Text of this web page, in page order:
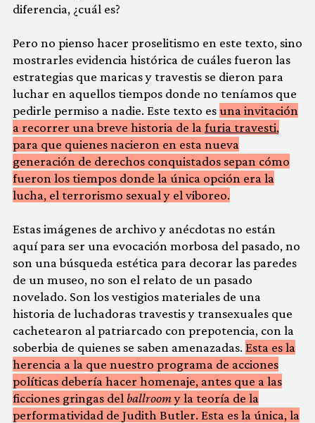
diferencia, ¿cuál es?
Pero no pienso hacer proselitismo en este texto, sino
mostrarles evidencia histórica de cuáles fueron las
estrategias que maricas y travestis se dieron para
luchar en aquellos tiempos donde no teníamos que
pedirle permiso a nadie. Este texto esuna invitación
a recorrer una breve historia de la furia travesti,
para que quienes nacieron en esta nueva
generación de derechos conquistados sepan cómo
fueron los tiempos donde la única opción era la
lucha, el terrorismo sexual y el viboreo.
Estas imágenes de archivo y anécdotas no están
aquí para ser una evocación morbosa del pasado, no
son una búsqueda estética para decorar las paredes
de un museo, no son el relato de un pasado
novelado. Son los vestigios materiales de una
historia de luchadoras travestis y transexuales que
cachetearon al patriarcado con prepotencia, con la
soberbia de quienes se saben amenazadas. Esta es la
herencia a la que nuestro programa de acciones
políticas debería hacer homenaje, antes que a las
ficciones gringas del ballroomy la teoría de la
performatividad de Judith Butler. Esta es la única, la